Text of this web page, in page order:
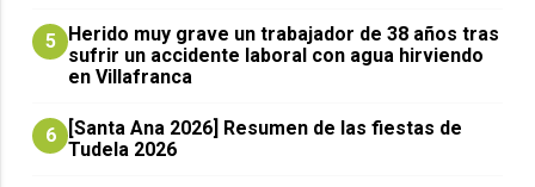
5 Herido muy grave un trabajador de 38 años tras
sufrir un accidente laboral con agua hirviendo
en Villafranca
6
[Santa Ana 2026] Resumen de las fiestas de
Tudela 2026